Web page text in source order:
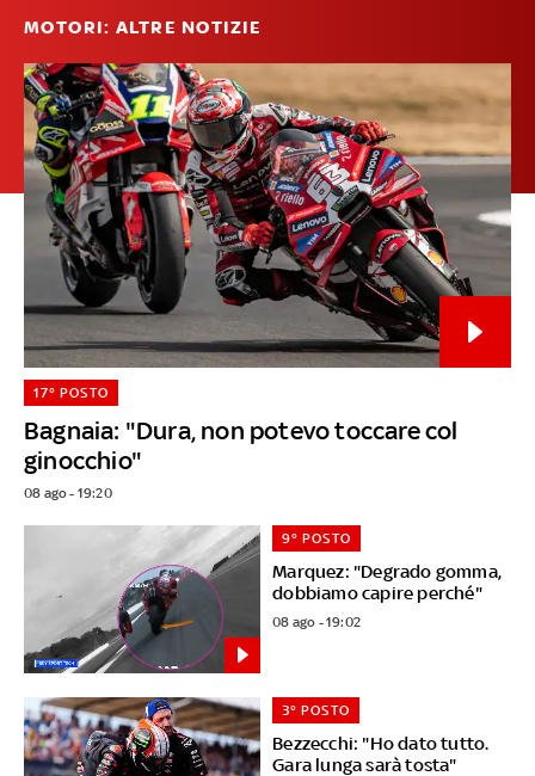
MOTORI: ALTRE NOTIZIE
Bagnaia: "Dura, non potevo toccare col
ginocchio"
17° POSTO
08 ago - 19:20
Marquez: "Degrado gomma,
dobbiamo capire perché"
9° POSTO
08 ago - 19:02
Bezzecchi: "Ho dato tutto.
Gara lunga sarà tosta"
3° POSTO